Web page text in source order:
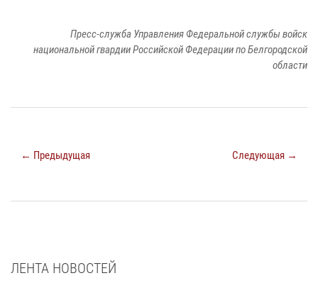
Пресс-служба Управления Федеральной службы войск
национальной гвардии Российской Федерации по Белгородской
области
← Предыдущая Следующая →
ЛЕНТА НОВОСТЕЙ